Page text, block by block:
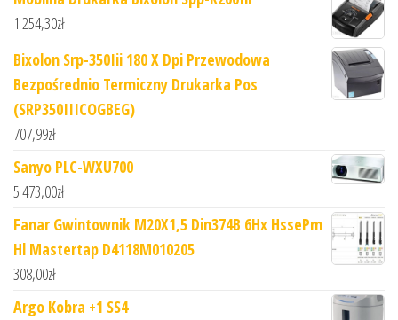
1 254,30zł
Bixolon Srp-350Iii 180 X Dpi Przewodowa
Bezpośrednio Termiczny Drukarka Pos
(SRP350IIICOGBEG)
707,99zł
Sanyo PLC-WXU700
5 473,00zł
Fanar Gwintownik M20X1,5 Din374B 6Hx HssePm
Hl Mastertap D4118M010205
308,00zł
Argo Kobra +1 SS4